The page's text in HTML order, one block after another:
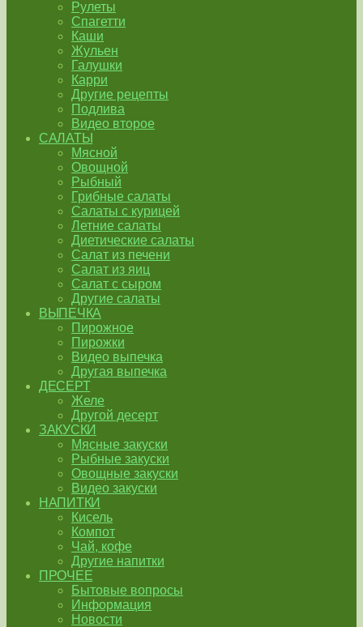
Рулеты
Спагетти
Каши
Жульен
Галушки
Карри
Другие рецепты
Подлива
Видео второе
САЛАТЫ
Мясной
Овощной
Рыбный
Грибные салаты
Салаты с курицей
Летние салаты
Диетические салаты
Салат из печени
Салат из яиц
Салат с сыром
Другие салаты
ВЫПЕЧКА
Пирожное
Пирожки
Видео выпечка
Другая выпечка
ДЕСЕРТ
Желе
Другой десерт
ЗАКУСКИ
Мясные закуски
Рыбные закуски
Овощные закуски
Видео закуски
НАПИТКИ
Кисель
Компот
Чай, кофе
Другие напитки
ПРОЧЕЕ
Бытовые вопросы
Информация
Новости